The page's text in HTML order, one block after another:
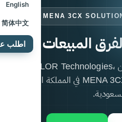
English
简体中文
اطلب
MENA 3CX
لفرق المبيعات
تركيب وتكامل ودعم من ECOLOR Technologies،
MENA 3CX Solution Provider في المملكة العربية